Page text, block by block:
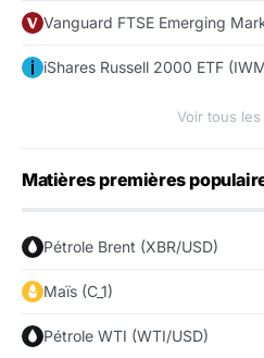
Vanguard FTSE Emerging
iShares Russell 2000 ETF
Voir tous
Matières premières
Pétrole Brent (XBR/USD)
Maïs (C_1)
Pétrole WTI (WTI/USD)